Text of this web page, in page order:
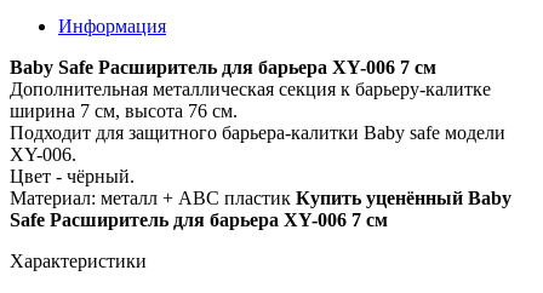
Информация
Baby Safe Расширитель для барьера XY-006 7 см
Дополнительная металлическая секция к барьеру-калитке
ширина 7 см, высота 76 см.
Подходит для защитного барьера-калитки Baby safe модели
XY-006.
Цвет - чёрный.
Материал: металл + ABC пластик Купить уценённый Baby
Safe Расширитель для барьера XY-006 7 см
Характеристики